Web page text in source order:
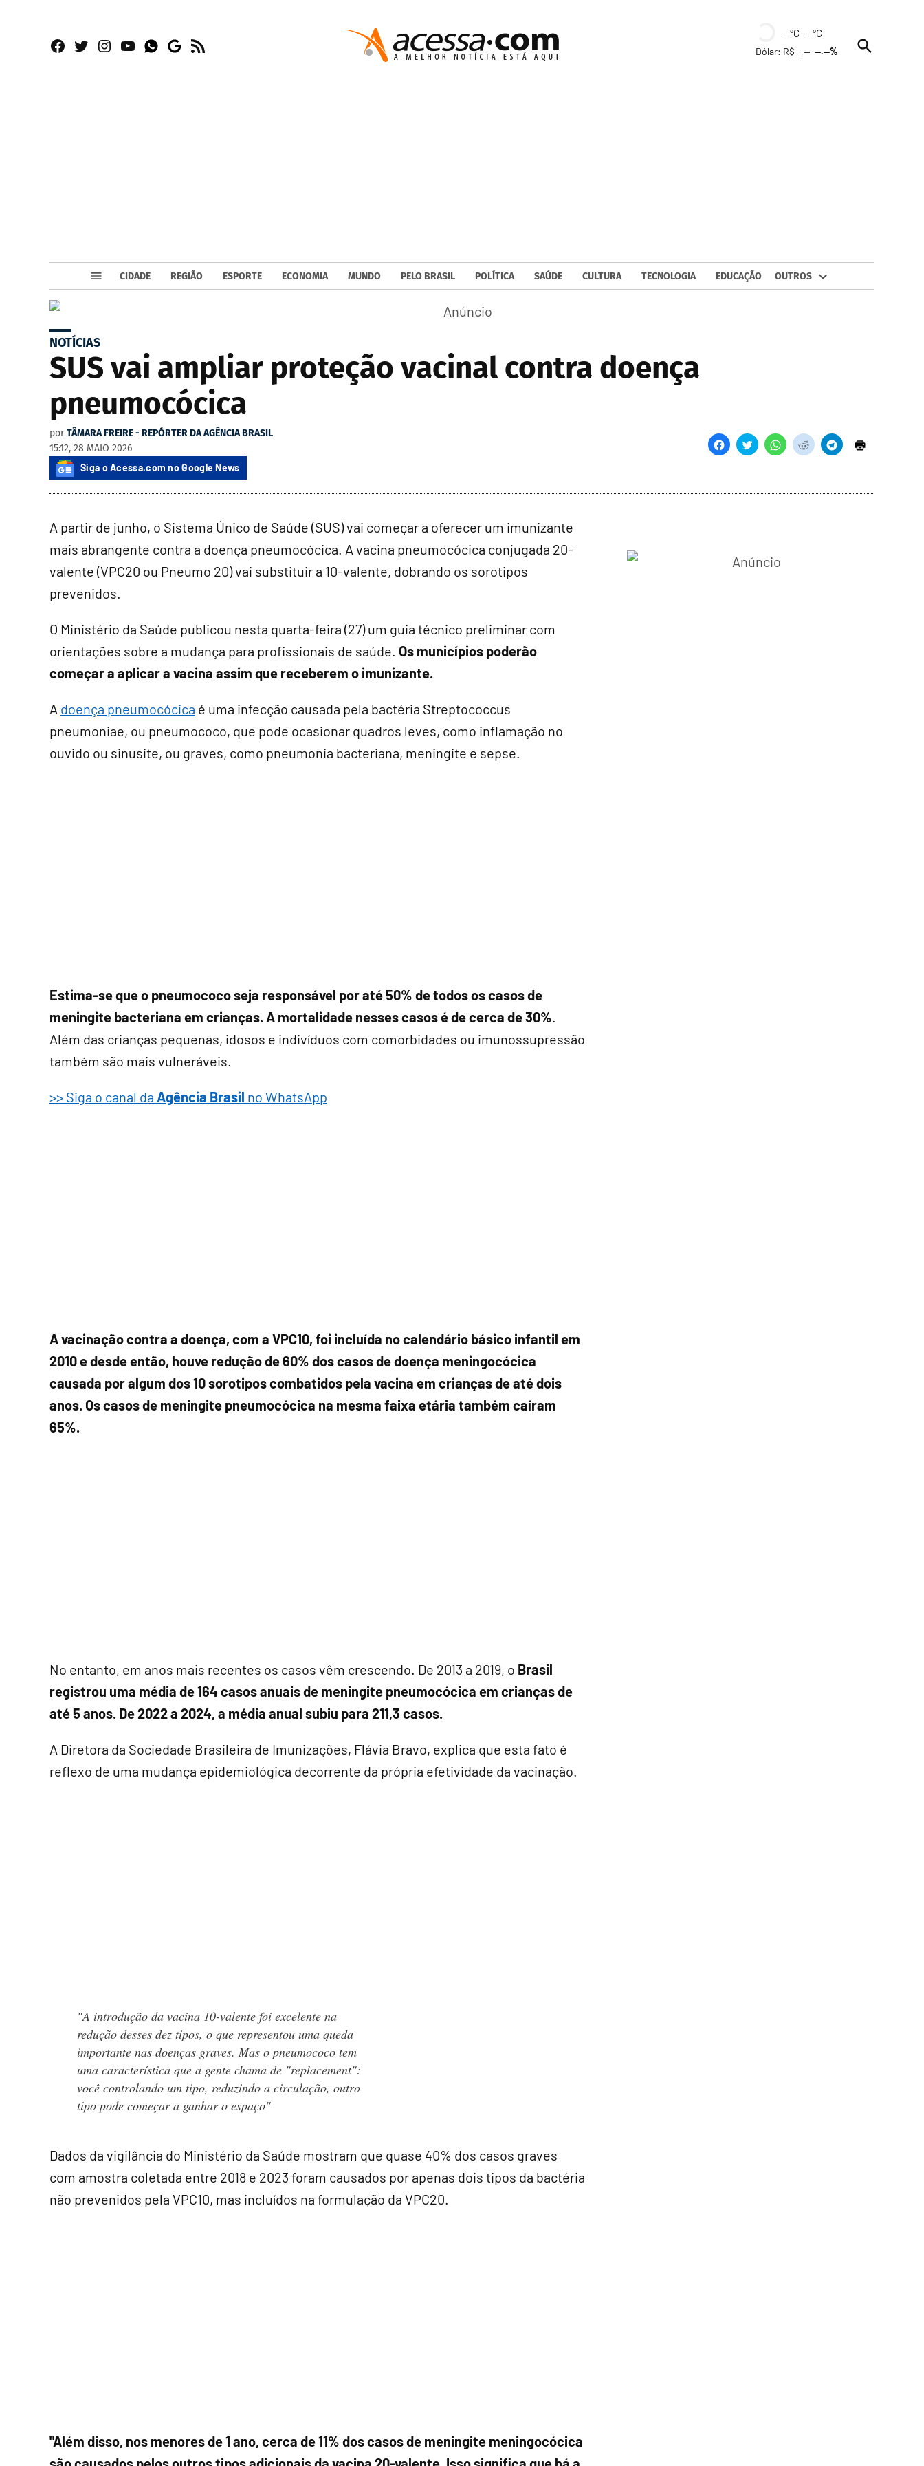
Facebook
TwitterInstagram
YouTubeWhatsapp
Google
RSS
--ºC --ºC
Dólar: R$ -,----.--%
Open
Search
CIDADE REGIÃO ESPORTE ECONOMIA MUNDO PELO BRASIL POLÍTICA SAÚDE CULTURA TECNOLOGIA EDUCAÇÃO OUTROS
NOTÍCIAS
SUS vai ampliar proteção vacinal contra doença
pneumocócica
por TÂMARA FREIRE - REPÓRTER DA AGÊNCIA BRASIL
15:12, 28 MAIO 2026
Siga o Acessa.com no Google News
A partir de junho, o Sistema Único de Saúde (SUS) vai começar a oferecer um imunizante
mais abrangente contra a doença pneumocócica. A vacina pneumocócica conjugada 20-
valente (VPC20 ou Pneumo 20) vai substituir a 10-valente, dobrando os sorotipos
prevenidos.
O Ministério da Saúde publicou nesta quarta-feira (27) um guia técnico preliminar com
orientações sobre a mudança para profissionais de saúde. Os municípios poderão
começar a aplicar a vacina assim que receberem o imunizante.
A doença pneumocócica é uma infecção causada pela bactéria Streptococcus
pneumoniae, ou pneumococo, que pode ocasionar quadros leves, como inflamação no
ouvido ou sinusite, ou graves, como pneumonia bacteriana, meningite e sepse.
Estima-se que o pneumococo seja responsável por até 50% de todos os casos de
meningite bacteriana em crianças. A mortalidade nesses casos é de cerca de 30%.
Além das crianças pequenas, idosos e indivíduos com comorbidades ou imunossupressão
também são mais vulneráveis.
>> Siga o canal da Agência Brasil no WhatsApp
A vacinação contra a doença, com a VPC10, foi incluída no calendário básico infantil em
2010 e desde então, houve redução de 60% dos casos de doença meningocócica
causada por algum dos 10 sorotipos combatidos pela vacina em crianças de até dois
anos. Os casos de meningite pneumocócica na mesma faixa etária também caíram
65%.
No entanto, em anos mais recentes os casos vêm crescendo. De 2013 a 2019, o Brasil
registrou uma média de 164 casos anuais de meningite pneumocócica em crianças de
até 5 anos. De 2022 a 2024, a média anual subiu para 211,3 casos.
A Diretora da Sociedade Brasileira de Imunizações, Flávia Bravo, explica que esta fato é
reflexo de uma mudança epidemiológica decorrente da própria efetividade da vacinação.
"A introdução da vacina 10-valente foi excelente na
redução desses dez tipos, o que representou uma queda
importante nas doenças graves. Mas o pneumococo tem
uma característica que a gente chama de "replacement":
você controlando um tipo, reduzindo a circulação, outro
tipo pode começar a ganhar o espaço"
Dados da vigilância do Ministério da Saúde mostram que quase 40% dos casos graves
com amostra coletada entre 2018 e 2023 foram causados por apenas dois tipos da bactéria
não prevenidos pela VPC10, mas incluídos na formulação da VPC20.
"Além disso, nos menores de 1 ano, cerca de 11% dos casos de meningite meningocócica